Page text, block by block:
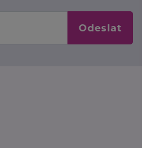
Odeslat